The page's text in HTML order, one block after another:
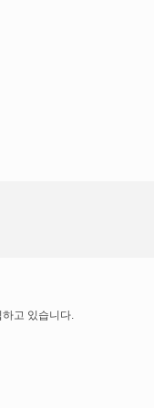
니다.
용일자 전일까지 공지합니다.
고 있습니다.